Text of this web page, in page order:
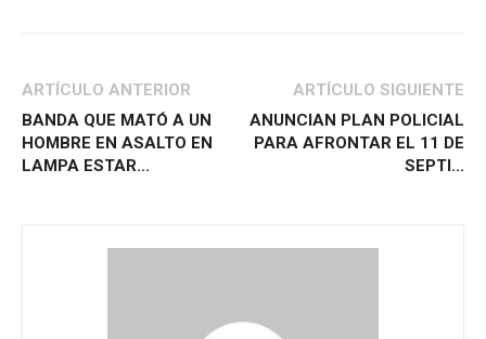
ARTÍCULO ANTERIOR
BANDA QUE MATÓ A UN
HOMBRE EN ASALTO EN
LAMPA ESTAR...
ARTÍCULO SIGUIENTE
ANUNCIAN PLAN POLICIAL
PARA AFRONTAR EL 11 DE
SEPTI...